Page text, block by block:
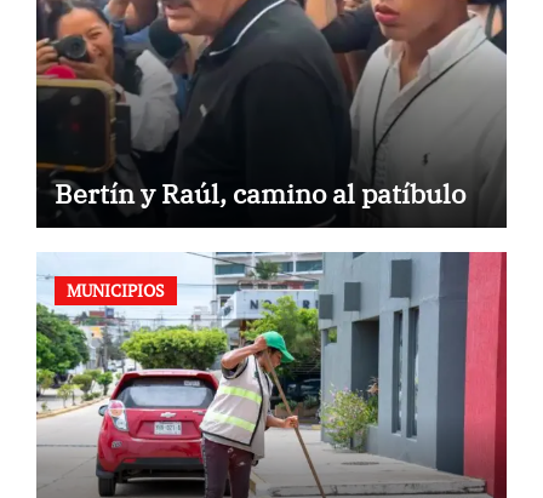
Bertín y Raúl, camino al patíbulo
MUNICIPIOS